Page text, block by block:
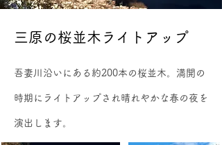
三原の桜並木ライトアップ
吾妻川沿いにある約200本の桜並木。満開の
時期にライトアップされ晴れやかな春の夜を
演出します。